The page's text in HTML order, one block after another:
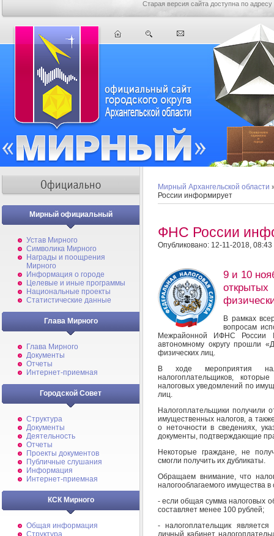
Старая версия сайта доступна по адресу
Мирный официальный
Устав Мирного
Символика Мирного
Награды и поощрения
Мирного
Информация о городе
Целевые и иные программы
Национальные проекты
Статистические данные
Глава Мирного
Глава Мирного
Документы
Отчеты
Интернет-приемная
Городской Совет
Структура
Документы
Деятельность
Отчеты
Проекты документов
Публичные слушания
Информация
Интернет-приемная
КСК Мирного
Общая информация
Структура
Мирный Архангельской области
России информирует
ФНС России
Опубликовано: 12-11-2018, 08:43
9 и 10
В рамках
вопросам
Межрайонной ИФНС России
автономному округу прошли
физических лиц.
В ходе мероприятия
налогоплательщиков,
налоговых уведомлений по
лиц.
Налогоплательщики получили
имущественных налогов, а
о неточности в сведениях,
документы, подтверждающие
Некоторые граждане, не
смогли получить их дубликаты.
Обращаем внимание, что
налогооблагаемого имущества
- если общая сумма налоговых
составляет менее 100 рублей;
- налогоплательщик
личный кабинет